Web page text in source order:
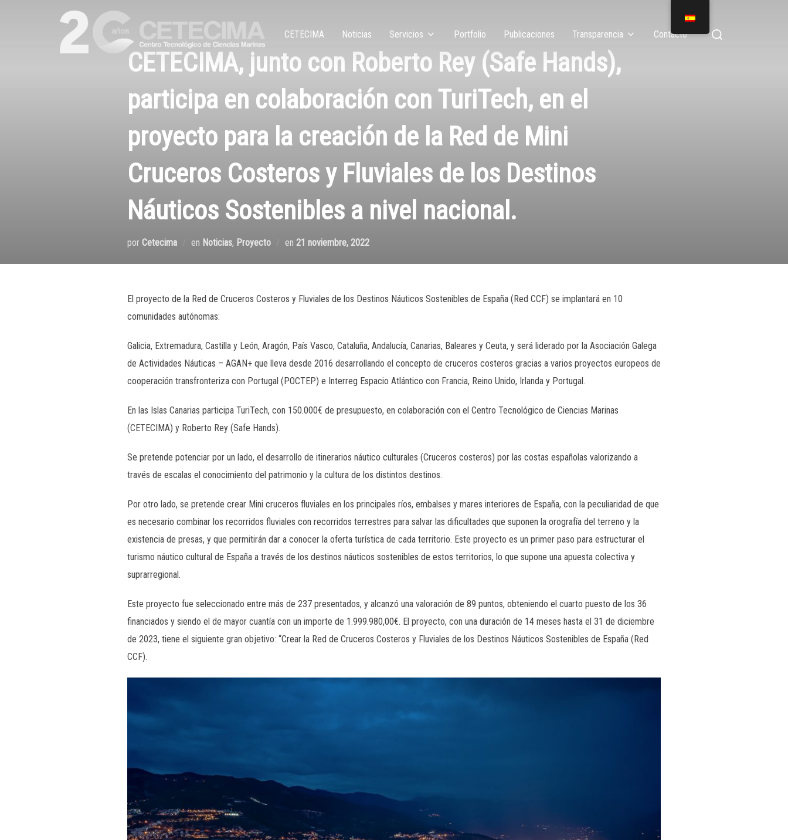
CETECIMA Noticias Servicios Portfolio Publicaciones Transparencia Contacto
CETECIMA, junto con Roberto Rey (Safe Hands),
participa en colaboración con TuriTech, en el
proyecto para la creación de la Red de Mini
Cruceros Costeros y Fluviales de los Destinos
Náuticos Sostenibles a nivel nacional.
por Cetecima en Noticias, Proyecto en 21 noviembre, 2022
El proyecto de la Red de Cruceros Costeros y Fluviales de los Destinos Náuticos Sostenibles de España (Red CCF) se implantará en 10
comunidades autónomas:
Galicia, Extremadura, Castilla y León, Aragón, País Vasco, Cataluña, Andalucía, Canarias, Baleares y Ceuta, y será liderado por la Asociación Galega
de Actividades Náuticas – AGAN+ que lleva desde 2016 desarrollando el concepto de cruceros costeros gracias a varios proyectos europeos de
cooperación transfronteriza con Portugal (POCTEP) e Interreg Espacio Atlántico con Francia, Reino Unido, Irlanda y Portugal.
En las Islas Canarias participa TuriTech, con 150.000€ de presupuesto, en colaboración con el Centro Tecnológico de Ciencias Marinas
(CETECIMA) y Roberto Rey (Safe Hands).
Se pretende potenciar por un lado, el desarrollo de itinerarios náutico culturales (Cruceros costeros) por las costas españolas valorizando a
través de escalas el conocimiento del patrimonio y la cultura de los distintos destinos.
Por otro lado, se pretende crear Mini cruceros fluviales en los principales ríos, embalses y mares interiores de España, con la peculiaridad de que
es necesario combinar los recorridos fluviales con recorridos terrestres para salvar las dificultades que suponen la orografía del terreno y la
existencia de presas, y que permitirán dar a conocer la oferta turística de cada territorio. Este proyecto es un primer paso para estructurar el
turismo náutico cultural de España a través de los destinos náuticos sostenibles de estos territorios, lo que supone una apuesta colectiva y
suprarregional.
Este proyecto fue seleccionado entre más de 237 presentados, y alcanzó una valoración de 89 puntos, obteniendo el cuarto puesto de los 36
financiados y siendo el de mayor cuantía con un importe de 1.999.980,00€. El proyecto, con una duración de 14 meses hasta el 31 de diciembre
de 2023, tiene el siguiente gran objetivo: “Crear la Red de Cruceros Costeros y Fluviales de los Destinos Náuticos Sostenibles de España (Red
CCF).